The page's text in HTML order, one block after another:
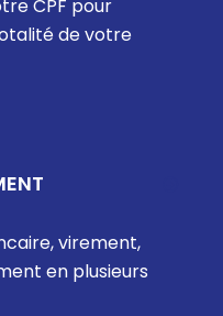
CPF pour
de votre
virement,
en plusieurs